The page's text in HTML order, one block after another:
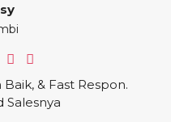
& Fast Respon.
Salesnya